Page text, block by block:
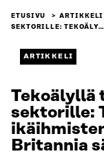
ETUSIVU ARTIKKELI
SEKTORILLE: TEKOÄLY…
ARTIKKELI
Tekoälyllä
sektorille:
Britannia